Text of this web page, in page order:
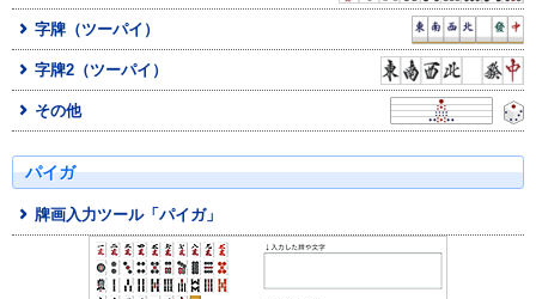
字牌（ツーパイ）
字牌2（ツーパイ）
その他
パイガ
牌画入力ツール「パイガ」